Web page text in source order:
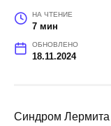
НА ЧТЕНИЕ
7 мин
ОБНОВЛЕНО
18.11.2024
Синдром Лермита